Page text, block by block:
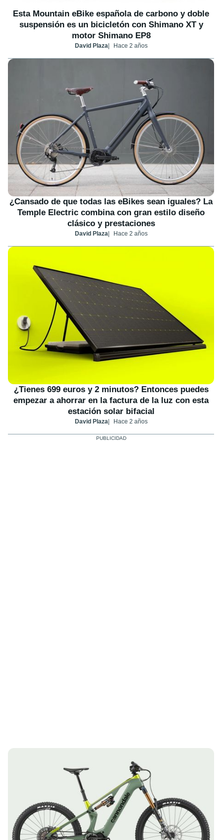
Esta Mountain eBike española de carbono y doble
suspensión es un bicicletón con Shimano XT y
motor Shimano EP8
David Plaza Hace 2 años
¿Cansado de que todas las eBikes sean iguales? La
Temple Electric combina con gran estilo diseño
clásico y prestaciones
David Plaza Hace 2 años
¿Tienes 699 euros y 2 minutos? Entonces puedes
empezar a ahorrar en la factura de la luz con esta
estación solar bifacial
David Plaza Hace 2 años